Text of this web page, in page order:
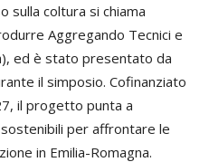
sulla coltura si chiama
Aggregando Tecnici e
ed è stato presentato da
il simposio. Cofinanziato
il progetto punta a
per affrontare le
in Emilia-Romagna.